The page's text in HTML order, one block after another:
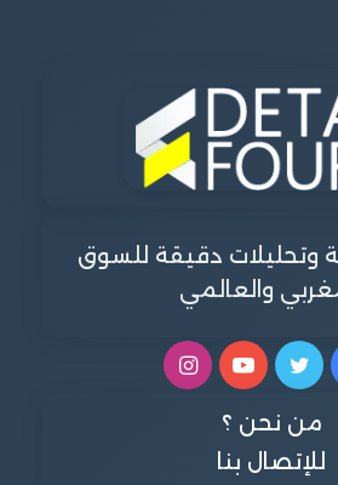
وتحليلات دقيقة للسوق
والعالمي
تويتر يوتيوبانستقرام
من نحن ؟
للإتصال بنا